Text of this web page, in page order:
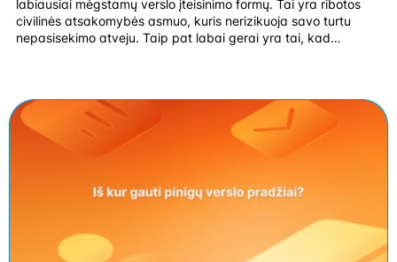
labiausiai mėgstamų verslo įteisinimo formų. Tai yra ribotos
civilinės atsakomybės asmuo, kuris nerizikuoja savo turtu
nepasisekimo atveju. Taip pat labai gerai yra tai, kad
Tuomet […]